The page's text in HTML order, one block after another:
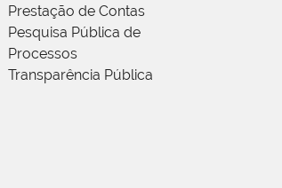
Prestação de Contas
Pesquisa Pública de
Processos
Transparência Pública